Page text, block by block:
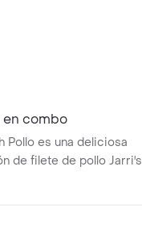
en combo
Pollo es una deliciosa
de filete de pollo Jarri's
pan, queso, crujiente